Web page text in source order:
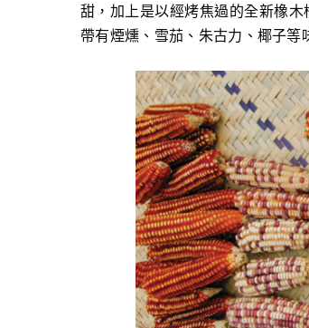
甜，加上是以經烤焦過的全新橡
帶有煙燻、雪茄、朱古力、椰子